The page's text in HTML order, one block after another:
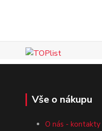
Vše o nákupu
O nás - kontakty